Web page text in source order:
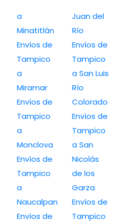
a
Minatitlán
Envíos de
Tampico
a
Miramar
Envíos de
Tampico
a
Monclova
Envíos de
Tampico
a
Naucalpan
Envíos de
Juan del
Río
Envíos de
Tampico
a San Luis
Río
Colorado
Envíos de
Tampico
a San
Nicolás
de los
Garza
Envíos de
Tampico